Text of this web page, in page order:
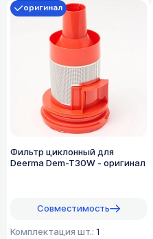
Фильтр циклонный для
Deerma Dem-T30W - оригинал
Совместимость
Комплектация шт.: 1
оригинал